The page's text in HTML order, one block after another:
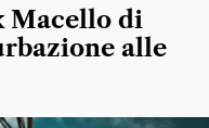
Macello di
alle